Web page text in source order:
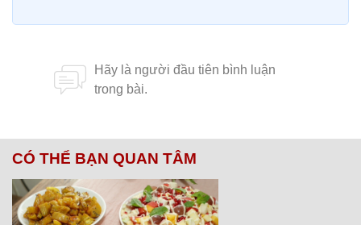
CÓ THỂ BẠN QUAN TÂM